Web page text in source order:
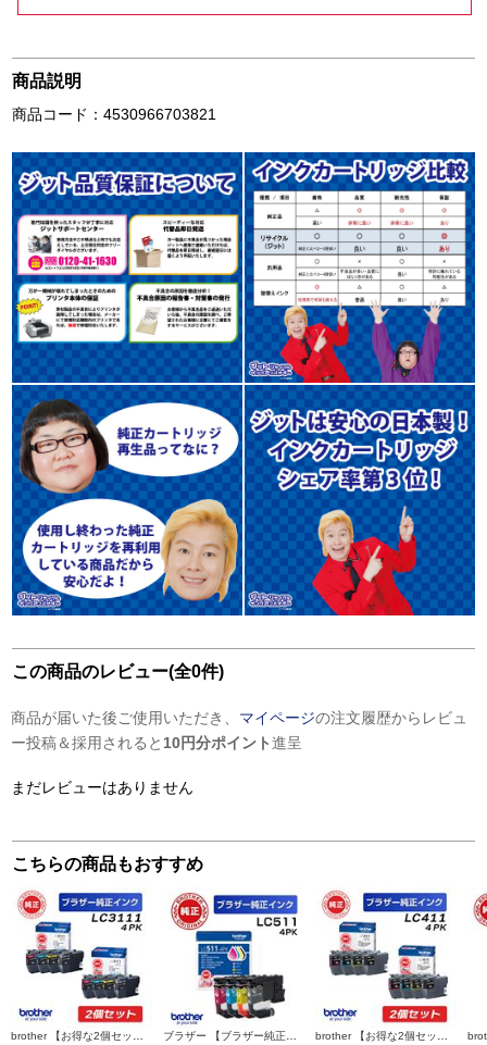
商品説明
商品コード：4530966703821
この商品のレビュー(全0件)
商品が届いた後ご使用いただき、 マイページの注文履歴からレビュ
ー投稿＆採用されると 10円分ポイント進呈
まだレビューはありません
こちらの商品もおすすめ